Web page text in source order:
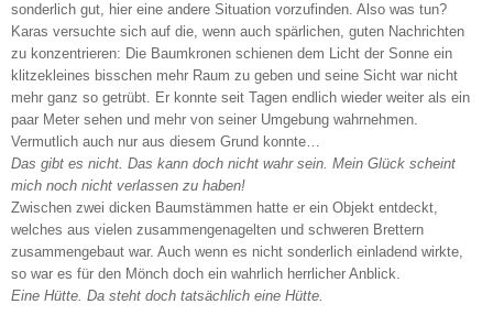
sonderlich gut, hier eine andere Situation vorzufinden. Also was tun?
Karas versuchte sich auf die, wenn auch spärlichen, guten Nachrichten
zu konzentrieren: Die Baumkronen schienen dem Licht der Sonne ein
klitzekleines bisschen mehr Raum zu geben und seine Sicht war nicht
mehr ganz so getrübt. Er konnte seit Tagen endlich wieder weiter als ein
paar Meter sehen und mehr von seiner Umgebung wahrnehmen.
Vermutlich auch nur aus diesem Grund konnte…
Das gibt es nicht. Das kann doch nicht wahr sein. Mein Glück scheint
mich noch nicht verlassen zu haben!
Zwischen zwei dicken Baumstämmen hatte er ein Objekt entdeckt,
welches aus vielen zusammengenagelten und schweren Brettern
zusammengebaut war. Auch wenn es nicht sonderlich einladend wirkte,
so war es für den Mönch doch ein wahrlich herrlicher Anblick.
Eine Hütte. Da steht doch tatsächlich eine Hütte.